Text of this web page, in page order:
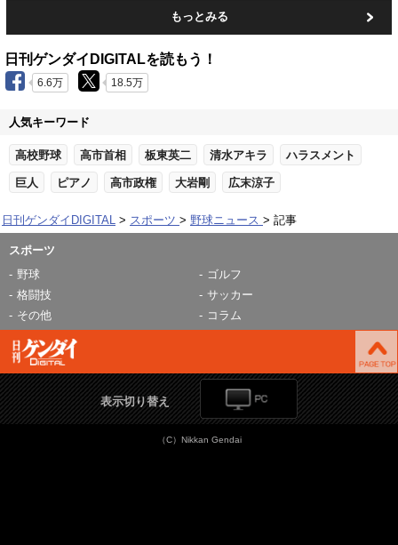
もっとみる
日刊ゲンダイDIGITALを読もう！
6.6万 18.5万
人気キーワード
高校野球 高市首相 板東英二 清水アキラ ハラスメント
巨人 ピアノ 高市政権 大岩剛 広末涼子
日刊ゲンダイDIGITAL スポーツ 野球ニュース 記事
スポーツ
野球
ゴルフ
格闘技
サッカー
その他
コラム
表示切り替え
（C）Nikkan Gendai